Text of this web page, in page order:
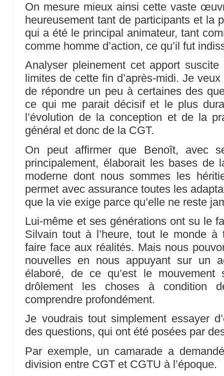
On mesure mieux ainsi cette vaste
heureusement tant de participants et la
qui a été le principal animateur, tant
comme homme d’action, ce qu’il fut
Analyser pleinement cet apport
limites de cette fin d’après-midi. Je
de répondre un peu à certaines des
ce qui me parait décisif et le plus
l’évolution de la conception et de la
général et donc de la CGT.
On peut affirmer que Benoît, avec
principalement, élaborait les bases de
moderne dont nous sommes les
permet avec assurance toutes les
que la vie exige parce qu’elle ne reste
Lui-même et ses générations ont su le
Silvain tout à l’heure, tout le monde
faire face aux réalités. Mais nous
nouvelles en nous appuyant sur un
élaboré, de ce qu’est le mouvement
drôlement les choses à
comprendre profondément.
Je voudrais tout simplement essayer
des questions, qui ont été posées par
Par exemple, un camarade a
division entre CGT et CGTU à l’époque.